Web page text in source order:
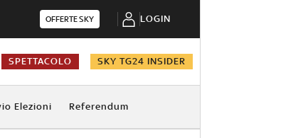
OFFERTE SKY LOGIN
SPETTACOLO SKY TG24 INSIDER
Elezioni Referendum